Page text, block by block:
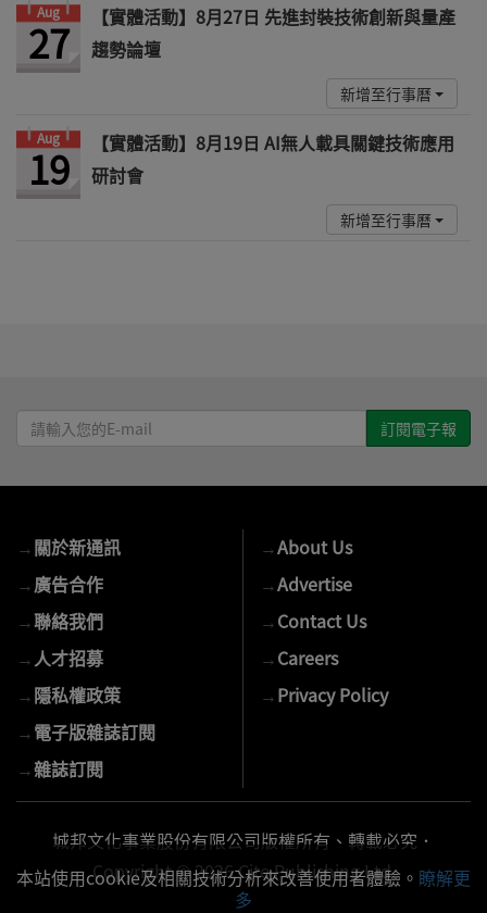
Aug
27
【實體活動】8月27日 先進封裝技術創新與量產
趨勢論壇
新增至行事曆
Aug
19
【實體活動】8月19日 AI無人載具關鍵技術應用
研討會
新增至行事曆
請
輸
E-
mail
→關於新通訊
→廣告合作
→聯絡我們
→ 人才招募
→隱私權政策
→電子版雜誌訂閱
→雜誌訂閱
→About Us
→Advertise
→Contact Us
→Careers
→Privacy Policy
城邦文化事業股份有限公司版權所有、轉載必究．
Copyright © 2026 Cite Publishing Ltd.
本站使用cookie及相關技術分析來改善使用者體驗。 瞭解更
多